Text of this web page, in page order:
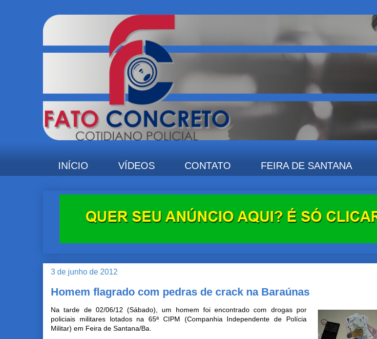
INÍCIO VÍDEOS CONTATO FEIRA DE SANTANA
3 de junho de 2012
Homem flagrado com pedras de crack na Baraúnas
Na tarde de 02/06/12 (Sábado), um homem foi encontrado com drogas por
policiais militares lotados na 65ª CIPM (Companhia Independente de Polícia
Militar) em Feira de Santana/Ba.